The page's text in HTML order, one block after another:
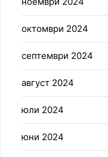
октомври 2024
септември 2024
август 2024
юли 2024
юни 2024